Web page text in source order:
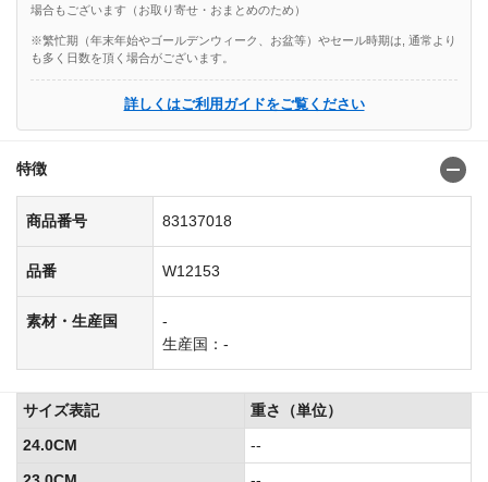
場合もございます（お取り寄せ・おまとめのため）
※繁忙期（年末年始やゴールデンウィーク、お盆等）やセール時期は, 通常より
も多く日数を頂く場合がございます。
詳しくはご利用ガイドをご覧ください
特徴
商品番号 83137018
品番 W12153
素材・生産国
-
生産国：-
サイズ表記
重さ（単位）
24.0CM
--